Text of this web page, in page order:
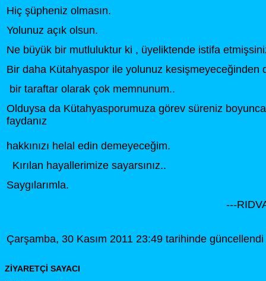
Hiç şüpheniz olmasın.
Yolunuz açık olsun.
Ne büyük bir mutluluktur ki , üyeliktende istifa
Bir daha Kütahyaspor ile yolunuz kesişmeyeceğinden
bir taraftar olarak çok memnunum..
Olduysa da Kütahyasporumuza görev süreniz
faydanız
hakkınızı helal edin demeyeceğim.
Kırılan hayallerimize sayarsınız..
Saygılarımla.
---
Çarşamba, 30 Kasım 2011 23:49 tarihinde güncellendi
ZİYARETÇİ SAYACI